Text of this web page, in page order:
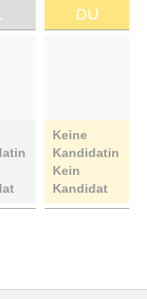
DU
Keine
Kandidatin
Kein
Kandidat